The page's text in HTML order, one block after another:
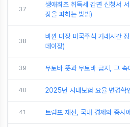
37
생애최초 취득세 감면 신청서
징을 피하는 방법)
38
바뀐 미장 미국주식 거래시간
데이장)
39 무토바 뜻과 무토바 금지, 그 속
40 2025년 사대보험 요율 변경확
41 트럼프 재선, 국내 경제와 증시